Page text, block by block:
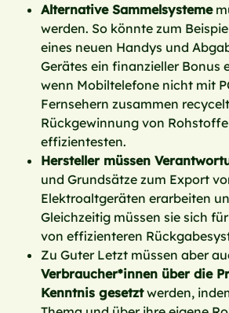
Alternative Sammelsysteme
werden. So könnte zum
eines neuen Handys und
Gerätes ein finanzieller Bonus
wenn Mobiltelefone nicht mit
Fernsehern zusammen
Rückgewinnung von
effizientesten.
Hersteller müssen
und Grundsätze zum Export
Elektroaltgeräten erarbeiten
Gleichzeitig müssen sie sich
von effizienteren
Zu Guter Letzt müssen aber
Verbraucher*innen über die
Kenntnis gesetztwerden,